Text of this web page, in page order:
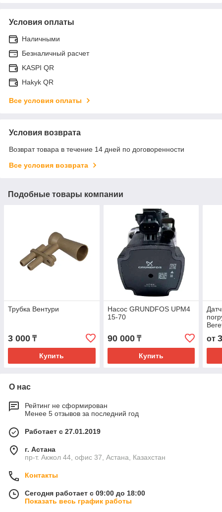
Условия оплаты
Наличными
Безналичный расчет
KASPI QR
Hakyk QR
Все условия оплаты
Условия возврата
Возврат товара в течение 14 дней по договоренности
Все условия возврата
Подобные товары компании
Трубка Вентури
3 000 ₸
Купить
Насос GRUNDFOS UPM4
15-70
90 000₸
Купить
от
О нас
Рейтинг не сформирован
Менее 5 отзывов за последний год
Работает с 27.01.2019
г. Астана
пр-т. Акжол 44, офис 37, Астана, Казахстан
Контакты
Сегодня работает с 09:00 до 18:00
Показать весь график работы